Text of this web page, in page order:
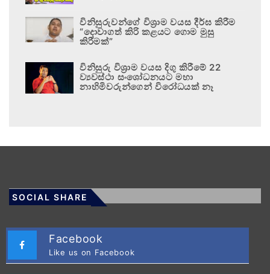
විනිසුරුවන්ගේ විශ්‍රාම වයස දීර්ඝ කිරීම
“දොවාගත් කිරි කළයට ගොම මුසු
කිරීමක්”
විනිසුරු විශ්‍රාම වයස දිගු කිරීමේ 22
ව්‍යවස්ථා සංශෝධනයට මහා
නාහිමිවරුන්ගෙන් විරෝධයක් නෑ
SOCIAL SHARE
Facebook
Like us on Facebook